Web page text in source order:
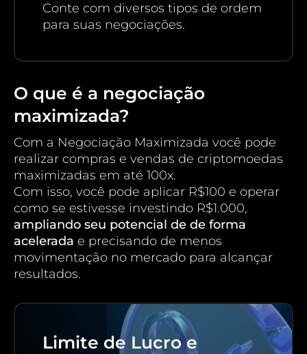
O que é a negociação
maximizada?
Com a Negociação Maximizada você pode
realizar compras e vendas de criptomoedas
maximizadas em até 100x.
Com isso, você pode aplicar R$100 e operar
como se estivesse investindo R$1.000,
ampliando seu potencial de de forma
acelerada e precisando de menos
movimentação no mercado para alcançar
resultados.
Conte com diversos tipos de ordem
para suas negociações.
Limite de Lucro e